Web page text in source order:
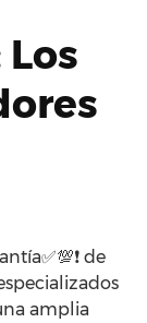
de
amplia